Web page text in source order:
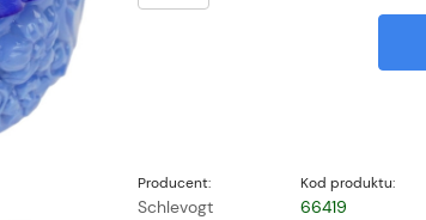
Producent:
Schlevogt
Kod produktu:
66419